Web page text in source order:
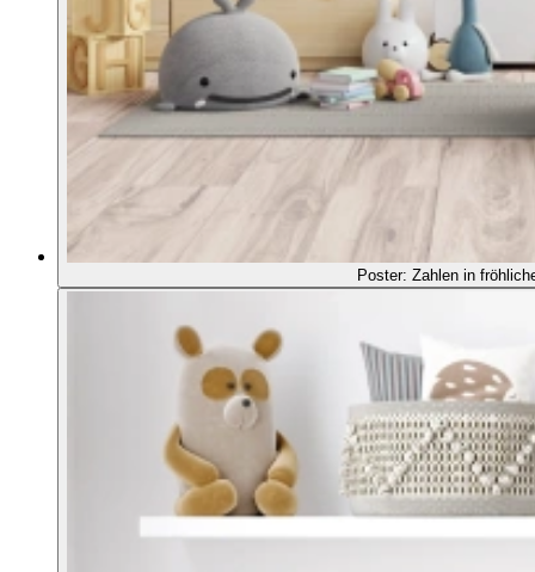
Poster: Zahlen in